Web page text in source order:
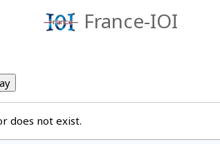
France-IOI
does not exist.